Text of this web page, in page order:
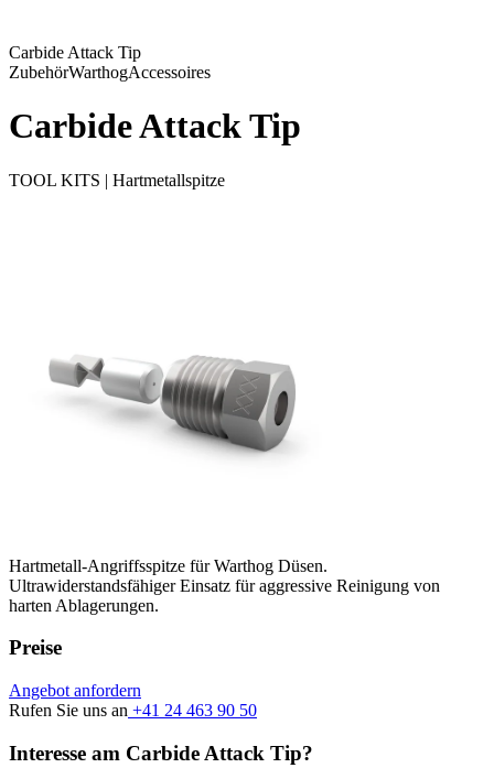
Carbide Attack Tip
ZubehörWarthogAccessoires
Carbide Attack Tip
TOOL KITS | Hartmetallspitze
Hartmetall-Angriffsspitze für Warthog Düsen.
Ultrawiderstandsfähiger Einsatz für aggressive Reinigung von
harten Ablagerungen.
Preise
Angebot anfordern
Rufen Sie uns an +41 24 463 90 50
Interesse am Carbide Attack Tip?